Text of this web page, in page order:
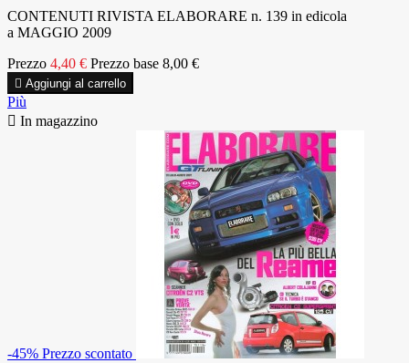
CONTENUTI RIVISTA ELABORARE n. 139 in edicola
a MAGGIO 2009
Prezzo 4,40 € Prezzo base 8,00 €
 Aggiungi al carrello
Più
 In magazzino
-45% Prezzo scontato